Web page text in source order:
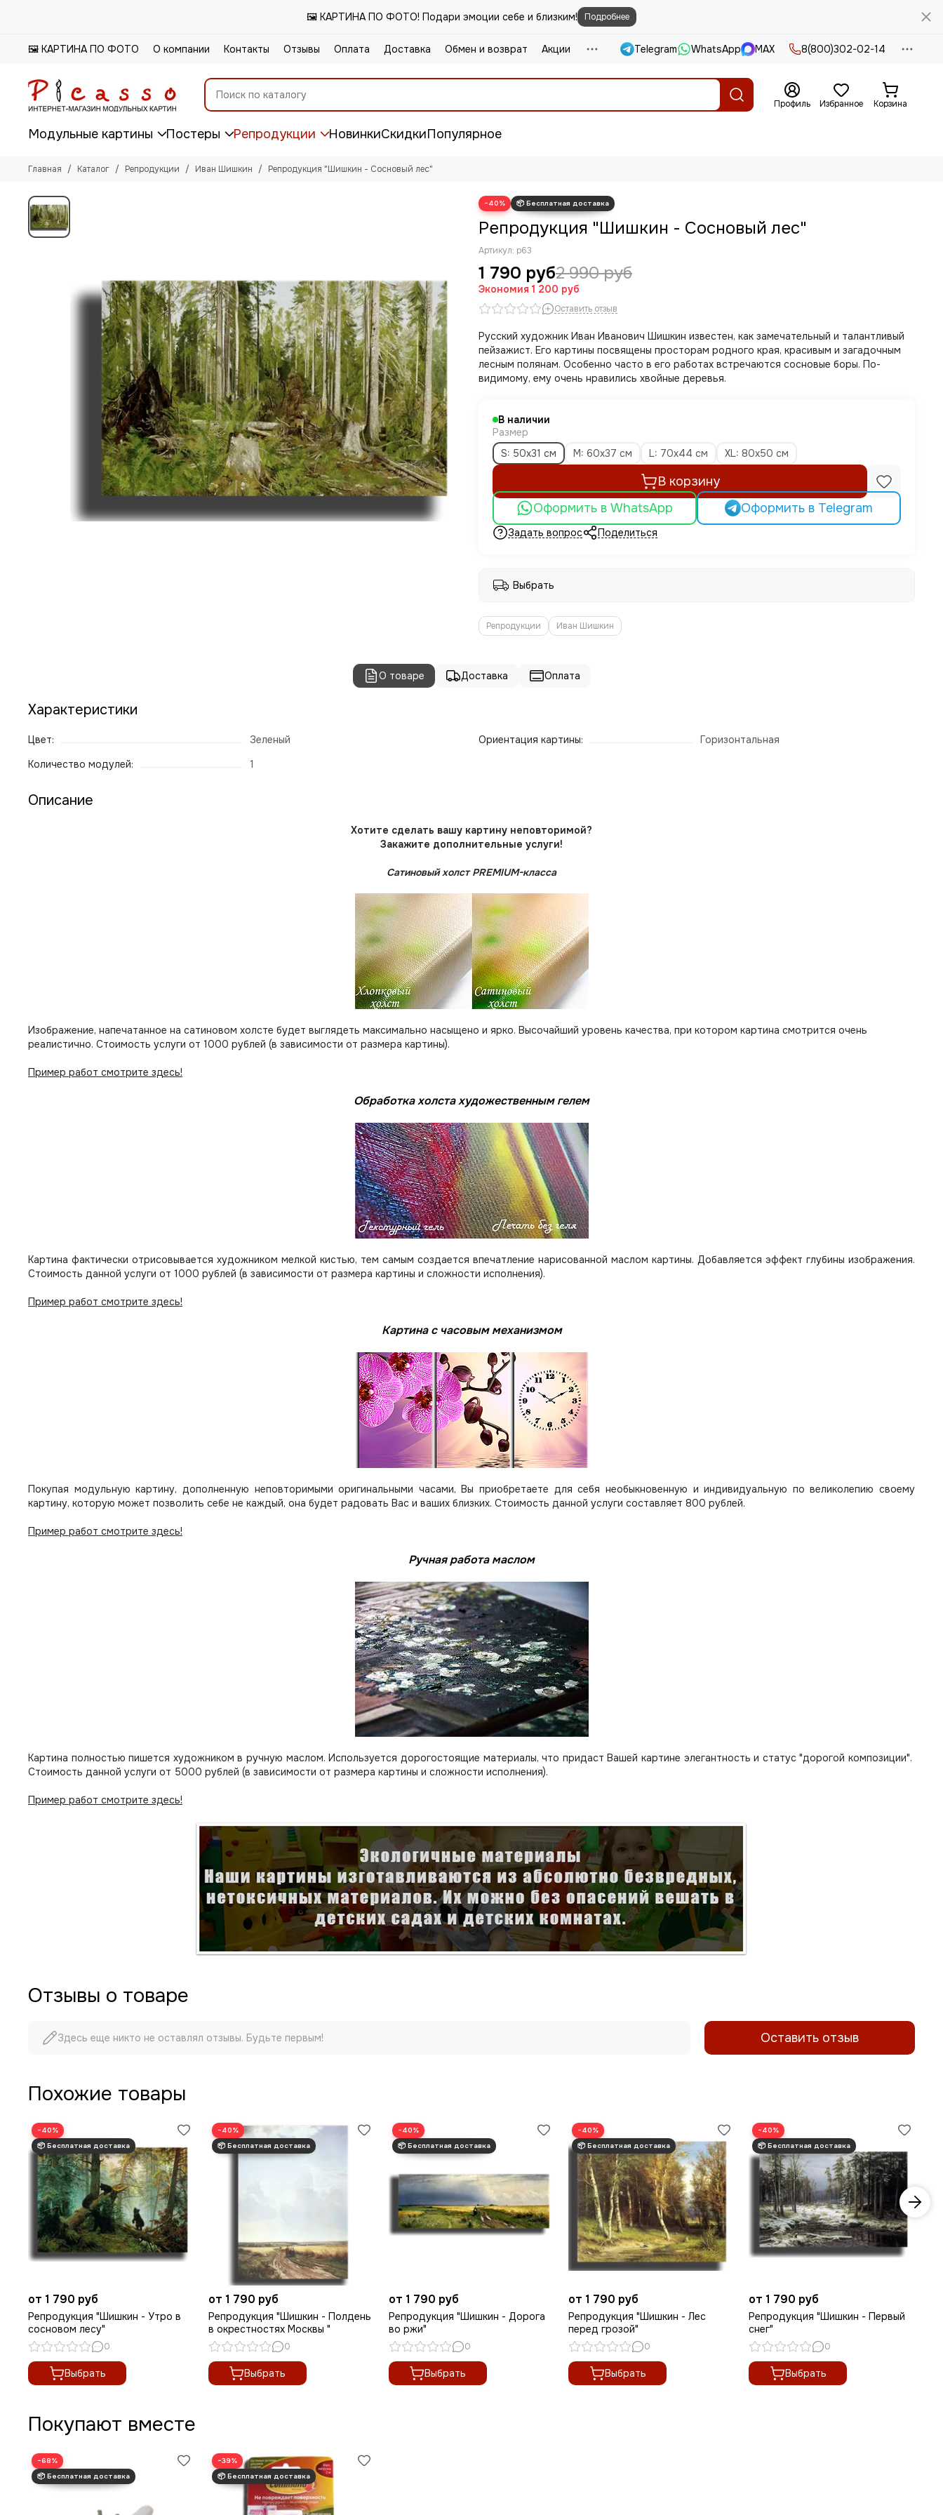
🖼️ КАРТИНА ПО ФОТО! Подари эмоции себе и близким! Подробнее
🖼️ КАРТИНА ПО ФОТО О компании Контакты Отзывы Оплата Доставка Обмен и возврат Акции Telegram WhatsApp MAX 8(800)302-02-14
Профиль Избранное Корзина
Модульные картины Постеры Репродукции НовинкиСкидкиПопулярное
Главная Каталог Репродукции Иван Шишкин Репродукция "Шишкин - Сосновый лес"
−40%
Репродукция "Шишкин - Сосновый лес"
Артикул: р63
1 790 руб2 990 руб
Экономия 1 200 руб
Оставить отзыв
Русский художник Иван Иванович Шишкин известен, как замечательный и талантливый
пейзажист. Его картины посвящены просторам родного края, красивым и загадочным
лесным полянам. Особенно часто в его работах встречаются сосновые боры. По-
видимому, ему очень нравились хвойные деревья.
В наличии
Размер
S: 50х31 см
M: 60х37 см L: 70x44 см XL: 80x50 см
В корзину
Оформить в WhatsApp
Оформить в Telegram
Задать вопрос Поделиться
Выбрать
Репродукции Иван Шишкин
О товаре Доставка Оплата
Характеристики
Цвет:
Зеленый
Количество модулей:
1
Ориентация картины: Горизонтальная
Описание
Хотите сделать вашу картину неповторимой?
Закажите дополнительные услуги!
Сатиновый холст PREMIUM-класса
Изображение, напечатанное на сатиновом холсте будет выглядеть максимально насыщено и ярко. Высочайший уровень качества, при котором картина смотрится очень
реалистично. Стоимость услуги от 1000 рублей (в зависимости от размера картины).
Пример работ смотрите здесь!
Обработка холста художественным гелем
Картина фактически отрисовывается художником мелкой кистью, тем самым создается впечатление нарисованной маслом картины. Добавляется эффект глубины изображения.
Стоимость данной услуги от 1000 рублей (в зависимости от размера картины и сложности исполнения).
Пример работ смотрите здесь!
Картина с часовым механизмом
Покупая модульную картину, дополненную неповторимыми оригинальными часами, Вы приобретаете для себя необыкновенную и индивидуальную по великолепию своему
картину, которую может позволить себе не каждый, она будет радовать Вас и ваших близких. Стоимость данной услуги составляет 800 рублей.
Пример работ смотрите здесь!
Ручная работа маслом
Картина полностью пишется художником в ручную маслом. Используется дорогостоящие материалы, что придаст Вашей картине элегантность и статус "дорогой композиции".
Стоимость данной услуги от 5000 рублей (в зависимости от размера картины и сложности исполнения).
Пример работ смотрите здесь!
Отзывы о товаре
Здесь еще никто не оставлял отзывы. Будьте первым! Оставить отзыв
Похожие товары
−40%
от 1 790 руб
Репродукция "Шишкин - Утро в
сосновом лесу"
0
Выбрать
−40%
от 1 790 руб
Репродукция "Шишкин - Полдень
в окрестностях Москвы "
0
Выбрать
−40%
от 1 790 руб
Репродукция "Шишкин - Дорога
во ржи"
0
Выбрать
−40%
от 1 790 руб
Репродукция "Шишкин - Лес
перед грозой"
0
Выбрать
−40%
от 1 790 руб
Репродукция "Шишкин - Первый
снег"
0
Выбрать
Покупают вместе
−68% −39%